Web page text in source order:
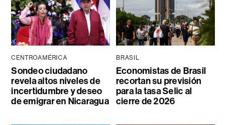
CENTROAMÉRICA
Sondeo ciudadano
revela altos niveles de
incertidumbre y deseo
de emigrar en Nicaragua
BRASIL
Economistas de Brasil
recortan su previsión
para la tasa Selic al
cierre de 2026